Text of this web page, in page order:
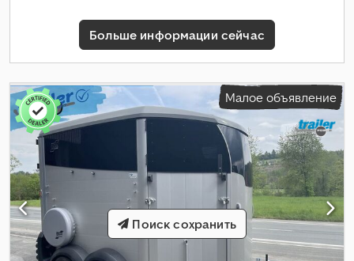
Больше информации сейчас
Малое объявление
Поиск сохранить